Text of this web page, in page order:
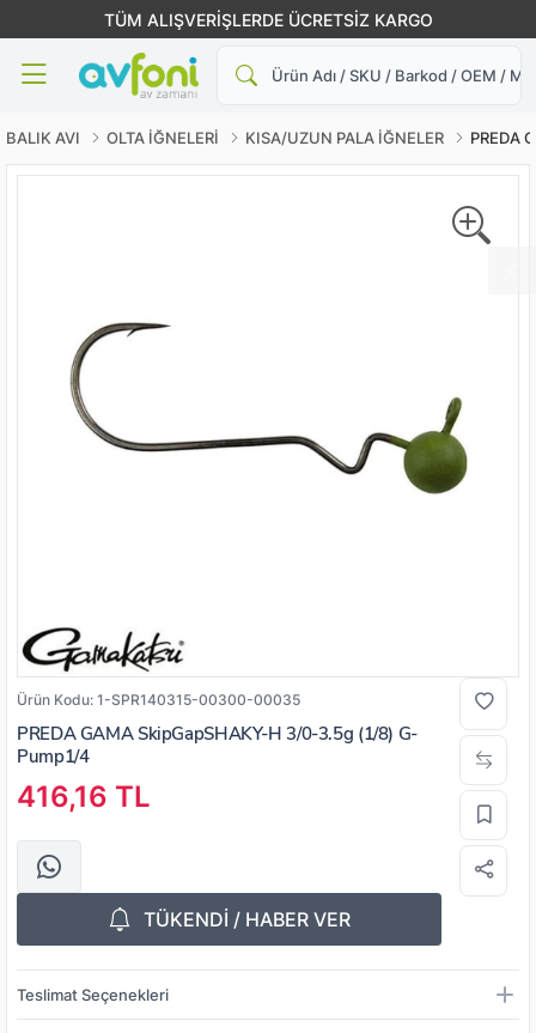
TÜM ALIŞVERİŞLERDE ÜCRETSİZ KARGO
BALIK AVI OLTA İĞNELERİ KISA/UZUN PALA İĞNELER PREDA
Ürün Kodu: 1-SPR140315-00300-00035
PREDA GAMA SkipGapSHAKY-H 3/0-3.5g (1/8) G-
Pump1/4
416,16 TL
TÜKENDİ / HABER VER
Teslimat Seçenekleri